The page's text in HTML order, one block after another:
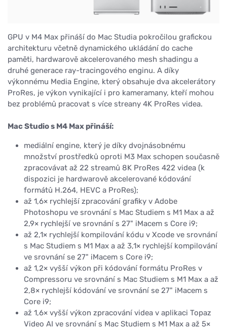
GPU v M4 Max přináší do Mac Studia pokročilou grafickou
architekturu včetně dynamického ukládání do cache
paměti, hardwarově akcelerovaného mesh shadingu a
druhé generace ray-tracingového enginu. A díky
výkonnému Media Engine, který obsahuje dva akcelerátory
ProRes, je výkon vynikající i pro kameramany, kteří mohou
bez problémů pracovat s více streany 4K ProRes videa.
Mac Studio s M4 Max přináší:
mediální engine, který je díky dvojnásobnému
množství prostředků oproti M3 Max schopen současně
zpracovávat až 22 streamů 8K ProRes 422 videa (k
dispozici je hardwarově akcelerované kódování
formátů H.264, HEVC a ProRes);
až 1,6× rychlejší zpracování grafiky v Adobe
Photoshopu ve srovnání s Mac Studiem s M1 Max a až
2,9× rychlejší ve srovnání s 27" iMacem s Core i9;
až 2,1× rychlejší kompilování kódu v Xcode ve srovnání
s Mac Studiem s M1 Max a až 3,1× rychlejší kompilování
ve srovnání se 27" iMacem s Core i9;
až 1,2× vyšší výkon při kódování formátu ProRes v
Compressoru ve srovnání s Mac Studiem s M1 Max a až
2,8× rychlejší kódování ve srovnání se 27" iMacem s
Core i9;
až 1,6× vyšší výkon zpracování videa v aplikaci Topaz
Video AI ve srovnání s Mac Studiem s M1 Max a až 5×